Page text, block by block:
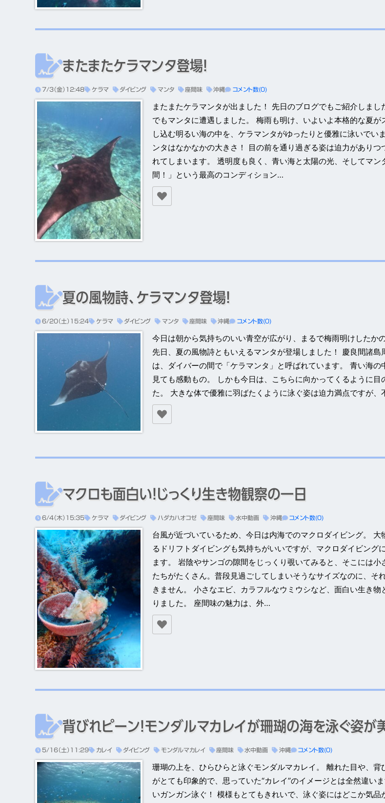
またまたケラマンタ登場！
7/3（金）12:48 ケラマ ダイビング マンタ 座間味 沖縄 コメント数(0)
またまたケラマンタが出ました！ 先日のブログでもご紹介しま
でもマンタに遭遇しました。 梅雨も明け、いよいよ本格的な夏が
し込む明るい海の中を、ケラマンタがゆったりと優雅に泳いでい
ンタはなかなかの大きさ！ 目の前を通り過ぎる姿は迫力がありつ
れてしまいます。 透明度も良く、青い海と太陽の光、そしてマン
間！」という最高のコンディション…
夏の風物詩、ケラマンタ登場！
6/20（土）15:24 ケラマ ダイビング マンタ 座間味 沖縄 コメント数(0)
今日は朝から気持ちのいい青空が広がり、まるで梅雨明けしたか
先日、夏の風物詩ともいえるマンタが登場しました！ 慶良間諸島
は、ダイバーの間で「ケラマンタ」と呼ばれています。 青い海の
見ても感動もの。 しかも今日は、こちらに向かってくるように目
た。 大きな体で優雅に羽ばたくように泳ぐ姿は迫力満点ですが
マクロも面白い！じっくり生き物観察の一日
6/4（木）15:35 ケラマ ダイビング ハダカハオコゼ 座間味 水中動画 沖縄 コメント数(0)
台風が近づいているため、今日は内海でのマクロダイビング。 大
るドリフトダイビングも気持ちがいいですが、マクロダイビング
ます。 岩陰やサンゴの隙間をじっくり覗いてみると、そこには小
たちがたくさん。普段見過ごしてしまいそうなサイズなのに、そ
きません。 小さなエビ、カラフルなウミウシなど、面白い生き物
りました。 座間味の魅力は、外…
背びれピーン！モンダルマカレイが珊瑚の海を泳ぐ姿が
5/16（土）11:29 カレイ ダイビング モンダルマカレイ 座間味 水中動画 沖縄 コメント数(0)
珊瑚の上を、ひらひらと泳ぐモンダルマカレイ。 離れた目や、背
がとても印象的で、思っていた“カレイ”のイメージとは全然違い
いガンガン泳ぐ！ 模様もとてもきれいで、泳ぐ姿にはどこか気